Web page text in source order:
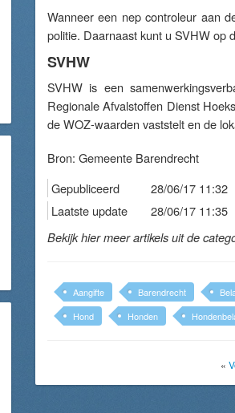
Wanneer een nep controleur aan
politie. Daarnaast kunt u SVHW op
SVHW
SVHW is een
Regionale Afvalstoffen Dienst
de WOZ-waarden vaststelt en de
Bron: Gemeente Barendrecht
Gepubliceerd
28/06/17 11:32
Laatste update
28/06/17 11:35
Bekijk hier meer artikels uit de
Aangifte Barendrecht
Hond
Honden
«